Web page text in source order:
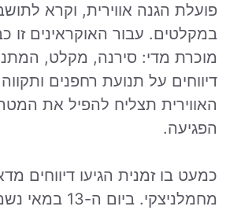
פועלת הגנה אווירית, וקרא
במקלטים. עבור האוקראינים זו
מוכרת מדי: סירנה, מקלט,
דיווחים על תנועת רחפנים
האווירית תצליח להפיל את
הפגיעה.
כמעט בו זמנית הגיעו דיווחים
מחמלניצקי. ביום ה-